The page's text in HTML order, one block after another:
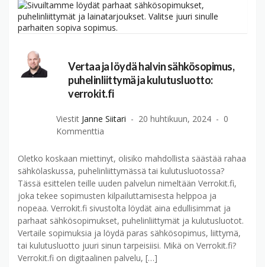
Vertaa ja löydä halvin sähkösopimus,
puhelinliittymä ja kulutusluotto:
verrokit.fi
Viestit Janne Siitari 20 huhtikuun, 2024
0
Kommenttia
Oletko koskaan miettinyt, olisiko mahdollista säästää rahaa
sähkölaskussa, puhelinliittymässä tai kulutusluotossa?
Tässä esittelen teille uuden palvelun nimeltään Verrokit.fi,
joka tekee sopimusten kilpailuttamisesta helppoa ja
nopeaa. Verrokit.fi sivustolta löydät aina edullisimmat ja
parhaat sähkösopimukset, puhelinliittymät ja kulutusluotot.
Vertaile sopimuksia ja löydä paras sähkösopimus, liittymä,
tai kulutusluotto juuri sinun tarpeisiisi. Mikä on Verrokit.fi?
Verrokit.fi on digitaalinen palvelu, […]